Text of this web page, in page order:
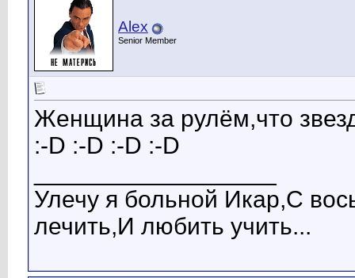
Alex
Senior Member
Женщина за рулём,что
:-D :-D :-D :-D
Улечу я больной Икар,С
лечить,И любить учить...